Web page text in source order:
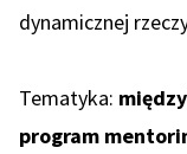
dynamicznej
Tematyka:
program